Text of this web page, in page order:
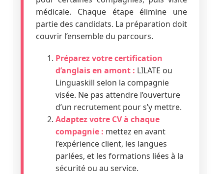
médicale. Chaque étape élimine une
partie des candidats. La préparation doit
couvrir l’ensemble du parcours.
Préparez votre certification
d’anglais en amont : LILATE ou
Linguaskill selon la compagnie
visée. Ne pas attendre l’ouverture
d’un recrutement pour s’y mettre.
Adaptez votre CV à chaque
compagnie : mettez en avant
l’expérience client, les langues
parlées, et les formations liées à la
sécurité ou au service.